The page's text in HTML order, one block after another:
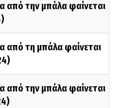
από την μπάλα φαίνεται
από τη μπάλα φαίνεται
από την μπάλα φαίνεται